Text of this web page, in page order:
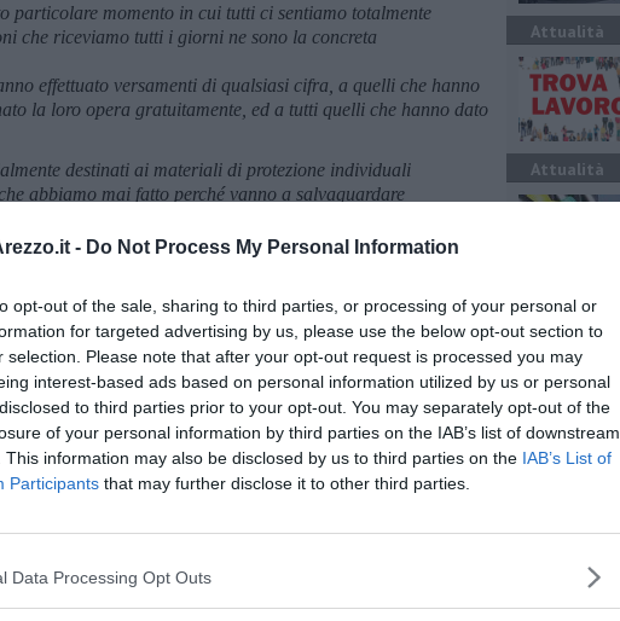
- Do Not Process My Personal Information
opt-out of the sale, sharing to third parties, or processing of your personal or
for targeted advertising by us, please use the below opt-out section to
selection. Please note that after your opt-out request is processed you may
interest-based ads based on personal information utilized by us or personal
to third parties prior to your opt-out. You may separately opt-out of the
of your personal information by third parties on the IAB’s list of downstream
This information may also be disclosed by us to third parties on the IAB’s List of
Participants that may further disclose it to other third parties.
Data Processing Opt Outs
particolare momento in cui tutti ci sentiamo totalmente
che riceviamo tutti i giorni ne sono la concreta
effettuato versamenti di qualsiasi cifra, a quelli che hanno
la loro opera gratuitamente, ed a tutti quelli che hanno dato
destinati ai materiali di protezione individuali
abbiamo mai fatto perché vanno a salvaguardare
dell'ospedale San Donato di Arezzo e di tutto il
del territorio aretino ed agli operatori sanitari di tutto il
apprezzamento.
della Sanità Pubblica che continueremo a difendere ed a
insieme
anni".
iscriviti alla
nella tua casella di posta.
Attualità
Attualità